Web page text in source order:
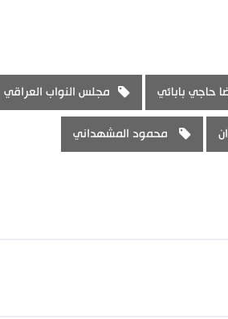
حاجي بابائي مجلس النواب العراقي
محمود المشهداني